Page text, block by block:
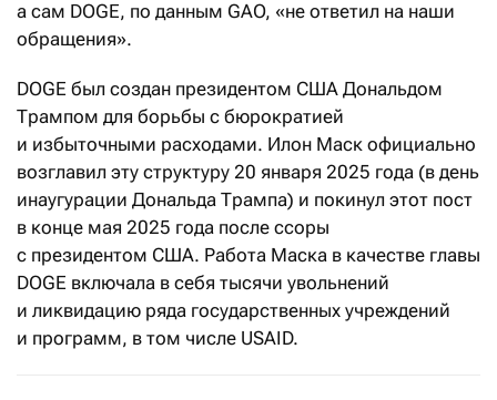
а сам DOGE, по данным GAO, «не ответил на наши
обращения».
DOGE был создан президентом США Дональдом
Трампом для борьбы с бюрократией
и избыточными расходами. Илон Маск официально
возглавил эту структуру 20 января 2025 года (в день
инаугурации Дональда Трампа) и покинул этот пост
в конце мая 2025 года после ссоры
с президентом США. Работа Маска в качестве главы
DOGE включала в себя тысячи увольнений
и ликвидацию ряда государственных учреждений
и программ, в том числе USAID.